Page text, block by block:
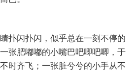
闪扑闪，似乎总在一刻不停的
张肥嘟嘟的小嘴巴吧唧吧唧，于
时齐飞；一张脏兮兮的小手从不